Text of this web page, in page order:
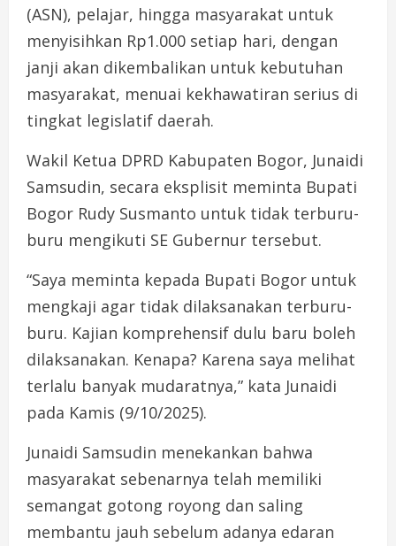
(ASN), pelajar, hingga masyarakat untuk
menyisihkan Rp1.000 setiap hari, dengan
janji akan dikembalikan untuk kebutuhan
masyarakat, menuai kekhawatiran serius di
tingkat legislatif daerah.
Wakil Ketua DPRD Kabupaten Bogor, Junaidi
Samsudin, secara eksplisit meminta Bupati
Bogor Rudy Susmanto untuk tidak terburu-
buru mengikuti SE Gubernur tersebut.
“Saya meminta kepada Bupati Bogor untuk
mengkaji agar tidak dilaksanakan terburu-
buru. Kajian komprehensif dulu baru boleh
dilaksanakan. Kenapa? Karena saya melihat
terlalu banyak mudaratnya,” kata Junaidi
pada Kamis (9/10/2025).
Junaidi Samsudin menekankan bahwa
masyarakat sebenarnya telah memiliki
semangat gotong royong dan saling
membantu jauh sebelum adanya edaran